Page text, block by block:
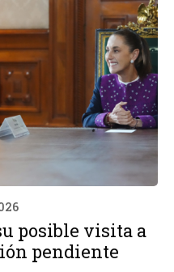
posible visita a
pendiente